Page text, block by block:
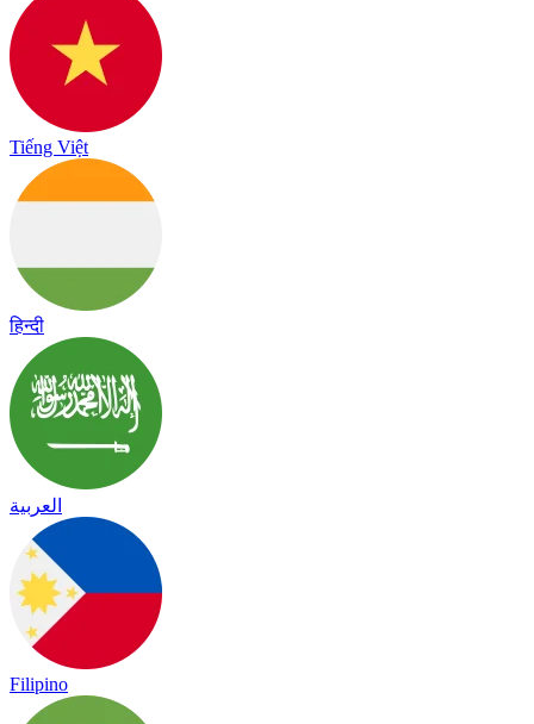
Tiếng Việt
हिन्दी
العربية
Filipino